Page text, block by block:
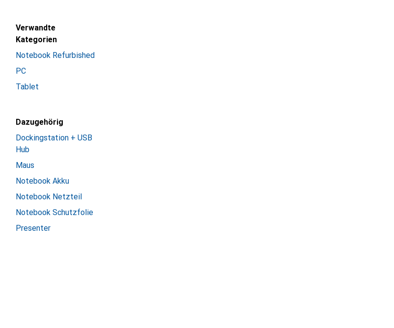
Verwandte
Kategorien
Notebook Refurbished
PC
Tablet
Dazugehörig
Dockingstation + USB
Hub
Maus
Notebook Akku
Notebook Netzteil
Notebook Schutzfolie
Presenter